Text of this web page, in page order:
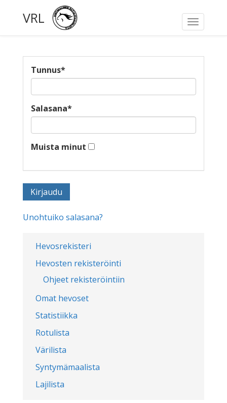
Toggle
VRL
Hevosrekisteri
Hevosten rekisteröinti
Ohjeet rekisteröintiin
Omat hevoset
Statistiikka
Rotulista
Värilista
Syntymämaalista
Lajilista
Tunnus*
Salasana*
Muista minut
Unohtuiko salasana?